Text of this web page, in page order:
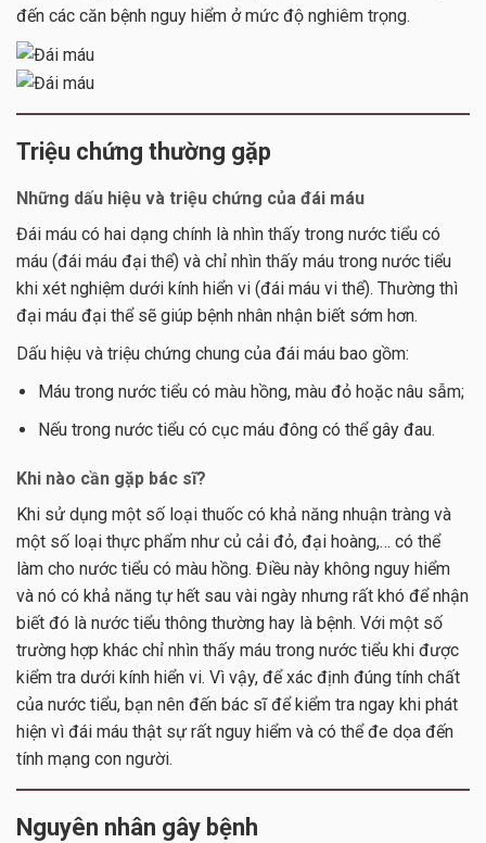
đến các căn bệnh nguy hiểm ở mức độ nghiêm trọng.
Triệu chứng thường gặp
Những dấu hiệu và triệu chứng của đái máu
Đái máu có hai dạng chính là nhìn thấy trong nước tiểu có
máu (đái máu đại thể) và chỉ nhìn thấy máu trong nước tiểu
khi xét nghiệm dưới kính hiển vi (đái máu vi thể). Thường thì
đại máu đại thể sẽ giúp bệnh nhân nhận biết sớm hơn.
Dấu hiệu và triệu chứng chung của đái máu bao gồm:
Máu trong nước tiểu có màu hồng, màu đỏ hoặc nâu sẫm;
Nếu trong nước tiểu có cục máu đông có thể gây đau.
Khi nào cần gặp bác sĩ?
Khi sử dụng một số loại thuốc có khả năng nhuận tràng và
một số loại thực phẩm như củ cải đỏ, đại hoàng,… có thể
làm cho nước tiểu có màu hồng. Điều này không nguy hiểm
và nó có khả năng tự hết sau vài ngày nhưng rất khó để nhận
biết đó là nước tiểu thông thường hay là bệnh. Với một số
trường hợp khác chỉ nhìn thấy máu trong nước tiểu khi được
kiểm tra dưới kính hiển vi. Vì vậy, để xác định đúng tính chất
của nước tiểu, bạn nên đến bác sĩ để kiểm tra ngay khi phát
hiện vì đái máu thật sự rất nguy hiểm và có thể đe dọa đến
tính mạng con người.
Nguyên nhân gây bệnh